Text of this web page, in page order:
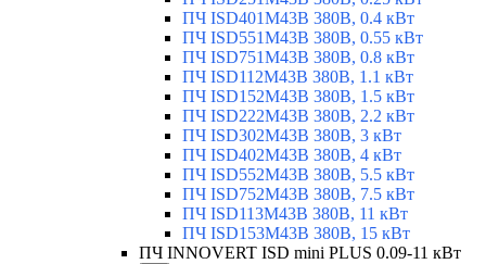
ПЧ ISD401M43B 380В, 0.4 кВт
ПЧ ISD551M43B 380В, 0.55 кВт
ПЧ ISD751M43B 380В, 0.8 кВт
ПЧ ISD112M43B 380В, 1.1 кВт
ПЧ ISD152M43B 380В, 1.5 кВт
ПЧ ISD222M43B 380В, 2.2 кВт
ПЧ ISD302M43B 380В, 3 кВт
ПЧ ISD402M43B 380В, 4 кВт
ПЧ ISD552M43B 380В, 5.5 кВт
ПЧ ISD752M43B 380В, 7.5 кВт
ПЧ ISD113M43B 380В, 11 кВт
ПЧ ISD153M43B 380В, 15 кВт
ПЧ INNOVERT ISD mini PLUS 0.09-11 кВт